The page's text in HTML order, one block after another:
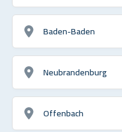
Baden-Baden
Neubrandenburg
Offenbach